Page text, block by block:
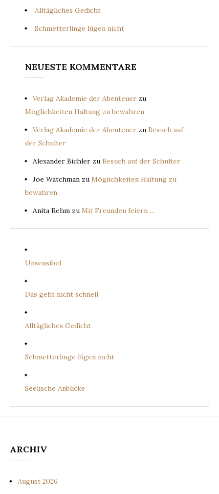
Alltägliches Gedicht
Schmetterlinge lügen nicht
NEUESTE KOMMENTARE
Verlag Akademie der Abenteuer zu
Möglichkeiten Haltung zu bewahren
Verlag Akademie der Abenteuer zu Besuch auf
der Schulter
Alexander Bichler zu Besuch auf der Schulter
Joe Watchman zu Möglichkeiten Haltung zu
bewahren
Anita Rehm zu Mit Freunden feiern …
Unsensibel
Das geht nicht schnell
Alltägliches Gedicht
Schmetterlinge lügen nicht
Seelische Anblicke
ARCHIV
August 2026